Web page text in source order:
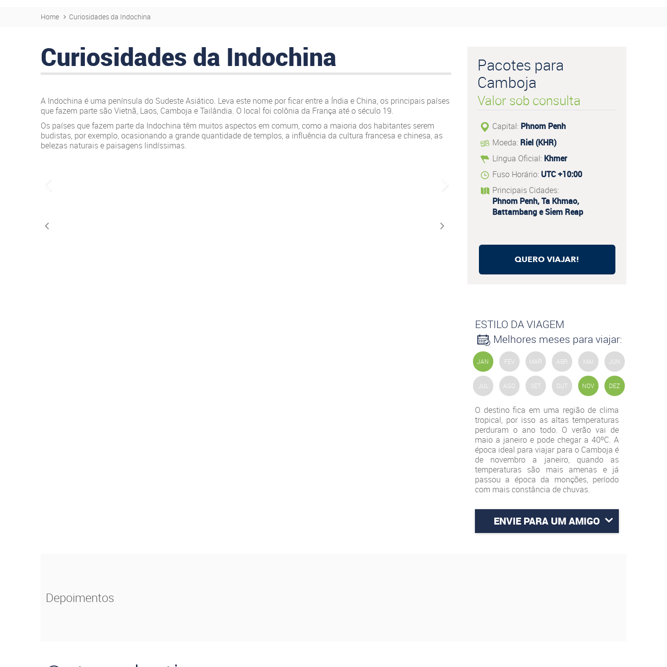
Home Curiosidades da Indochina
Curiosidades da Indochina
A Indochina é uma península do Sudeste Asiático. Leva este nome por ficar entre a Índia e China, os principais países
que fazem parte são Vietnã, Laos, Camboja e Tailândia. O local foi colônia da França até o século 19.
Os países que fazem parte da Indochina têm muitos aspectos em comum, como a maioria dos habitantes serem
budistas, por exemplo, ocasionando a grande quantidade de templos, a influência da cultura francesa e chinesa, as
belezas naturais e paisagens lindíssimas.
Pacotes para
Camboja
Valor sob consulta
Capital: Phnom Penh
Moeda: Riel (KHR)
Língua Oficial: Khmer
Fuso Horário: UTC +10:00
Principais Cidades:
Phnom Penh, Ta Khmao,
Battambang e Siem Reap
QUERO VIAJAR!
ESTILO DA VIAGEM
Melhores meses para viajar:
JAN FEV MAR ABR MAI JUN
JUL AGO SET OUT NOV DEZ
O destino fica em uma região de clima
tropical, por isso as altas temperaturas
perduram o ano todo. O verão vai de
maio a janeiro e pode chegar a 40ºC. A
época ideal para viajar para o Camboja é
de novembro a janeiro, quando as
temperaturas são mais amenas e já
passou a época da monções, período
com mais constância de chuvas.
ENVIE PARA UM AMIGO
Depoimentos